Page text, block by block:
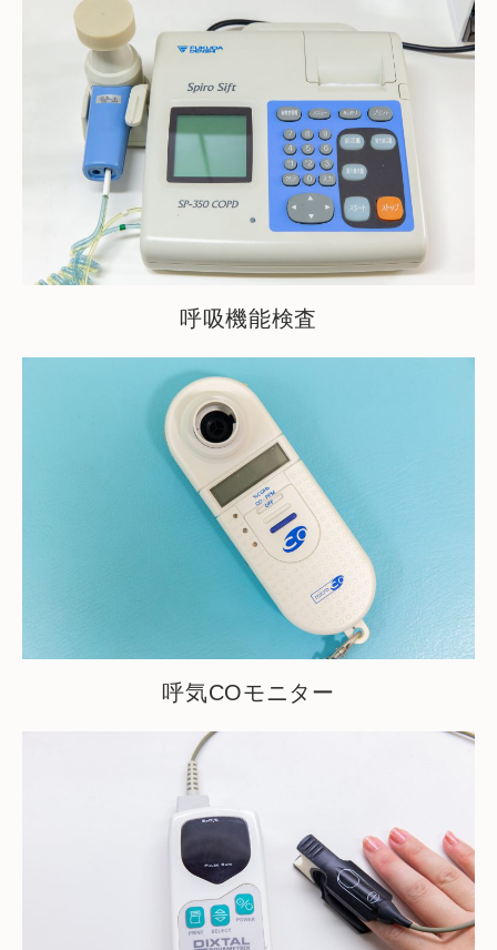
呼吸機能検査
呼気COモニター